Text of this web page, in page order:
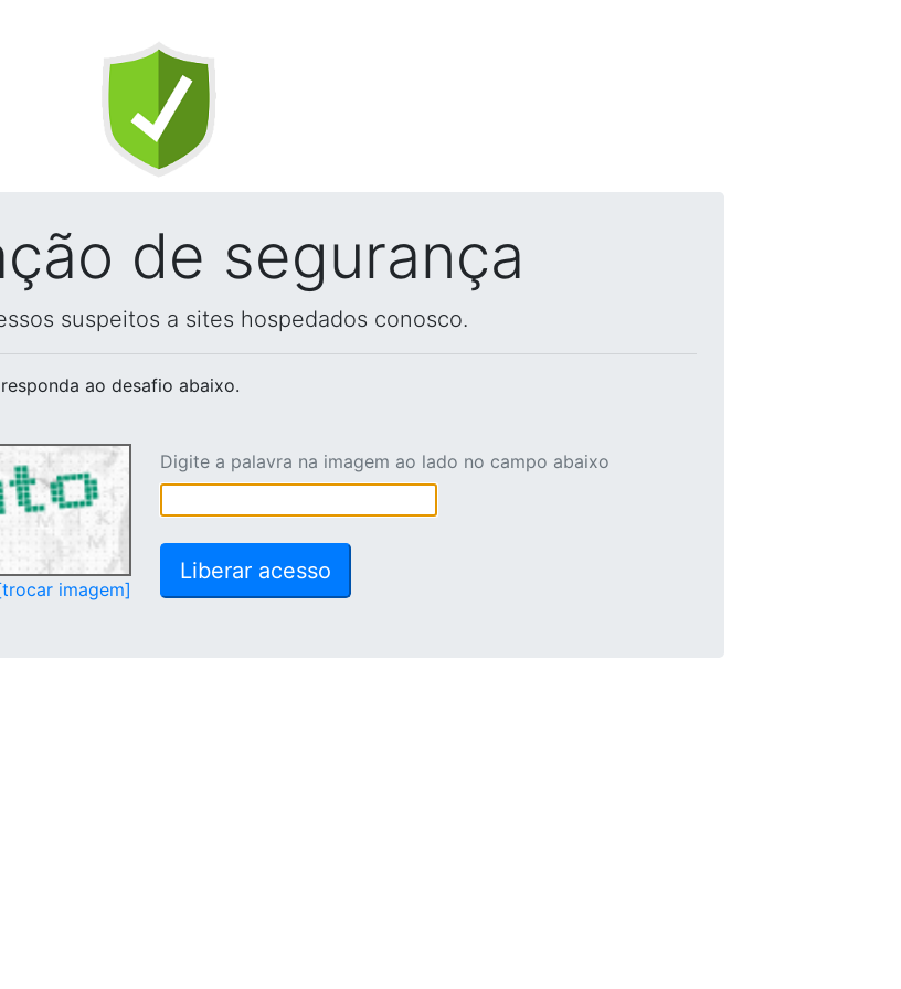
de segurança
suspeitos a sites hospedados conosco.
ao desafio abaixo.
imagem]
Digite a palavra na imagem ao lado no campo abaixo